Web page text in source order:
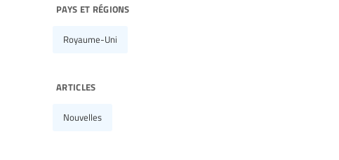
pays et régions
Royaume-Uni
articles
Nouvelles